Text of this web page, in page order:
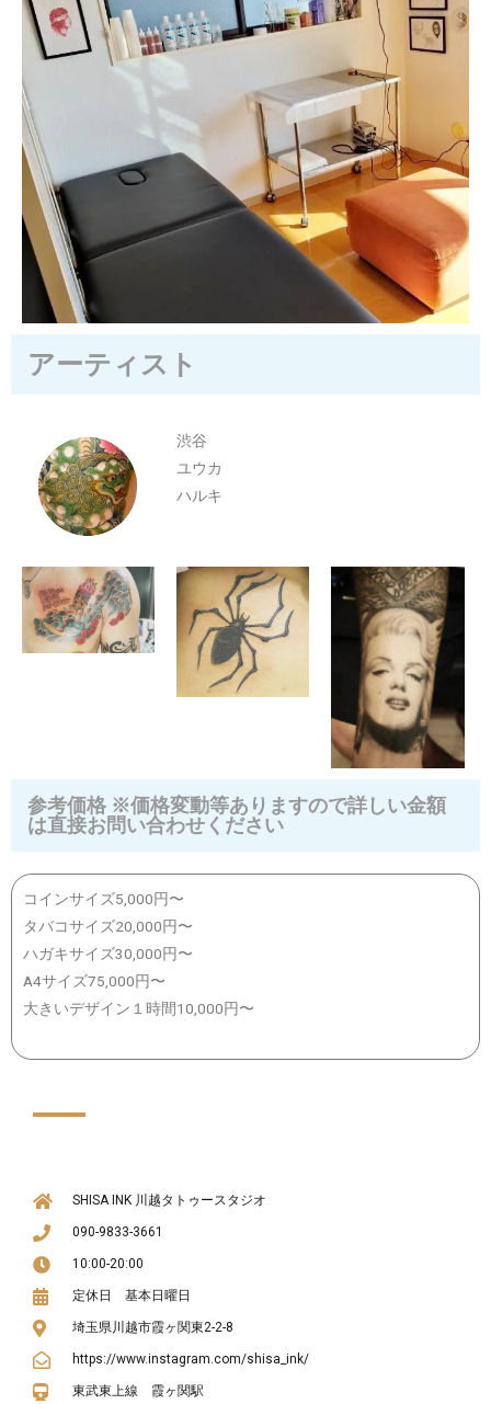
アーティスト
渋谷
ユウカ
ハルキ
参考価格 ※価格変動等ありますので詳しい金額
は直接お問い合わせください
コインサイズ5,000円〜
タバコサイズ20,000円〜
ハガキサイズ30,000円〜
A4サイズ75,000円〜
大きいデザイン１時間10,000円〜
SHISA INK 川越タトゥースタジオ
090-9833-3661
10:00-20:00
定休日 基本日曜日
埼玉県川越市霞ヶ関東2-2-8
https://www.instagram.com/shisa_ink/
東武東上線 霞ヶ関駅